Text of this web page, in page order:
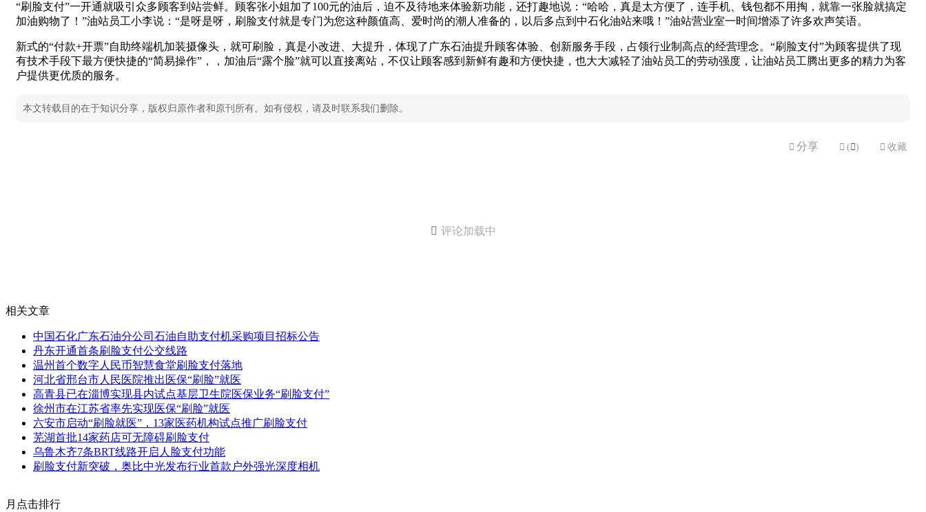
“刷脸支付”一开通就吸引众多顾客到站尝鲜。顾客张小姐加了100元的油后，迫不及待地来体验新功能，还打趣地说：“哈哈，真是太方便了，连手机、钱包都不用掏，就靠一张脸就搞定
加油购物了！”油站员工小李说：“是呀是呀，刷脸支付就是专门为您这种颜值高、爱时尚的潮人准备的，以后多点到中石化油站来哦！”油站营业室一时间增添了许多欢声笑语。
新式的“付款+开票”自助终端机加装摄像头，就可刷脸，真是小改进、大提升，体现了广东石油提升顾客体验、创新服务手段，占领行业制高点的经营理念。“刷脸支付”为顾客提供了现
有技术手段下最方便快捷的“简易操作”，，加油后“露个脸”就可以直接离站，不仅让顾客感到新鲜有趣和方便快捷，也大大减轻了油站员工的劳动强度，让油站员工腾出更多的精力为客
户提供更优质的服务。
本文转载目的在于知识分享，版权归原作者和原刊所有。如有侵权，请及时联系我们删除。
 分享  ( )  收藏
 评论加载中
相关文章
中国石化广东石油分公司石油自助支付机采购项目招标公告
丹东开通首条刷脸支付公交线路
温州首个数字人民币智慧食堂刷脸支付落地
河北省邢台市人民医院推出医保“刷脸”就医
高青县已在淄博实现县内试点基层卫生院医保业务“刷脸支付”
徐州市在江苏省率先实现医保“刷脸”就医
六安市启动“刷脸就医”，13家医药机构试点推广刷脸支付
芜湖首批14家药店可无障碍刷脸支付
乌鲁木齐7条BRT线路开启人脸支付功能
刷脸支付新突破，奥比中光发布行业首款户外强光深度相机
月点击排行